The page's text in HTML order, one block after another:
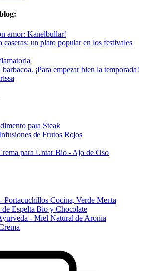
amor: Kanelbullar!
caseras: un plato popular en los festivales
¡Para empezar bien la temporada!
para Steak
de Frutos Rojos
para Untar Bio - Ajo de Oso
Cocina, Verde Menta
Espelta Bio y Chocolate
- Miel Natural de Aronia